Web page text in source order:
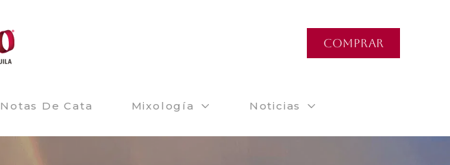
COMPRAR
Notas De Cata Mixología Noticias